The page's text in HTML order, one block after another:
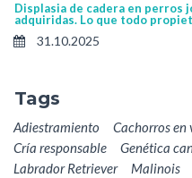
Displasia de cadera en perros
adquiridas. Lo que todo
31.10.2025
Tags
Adiestramiento Cachorros en
Cría responsable
Genética
Labrador Retriever
Malinois